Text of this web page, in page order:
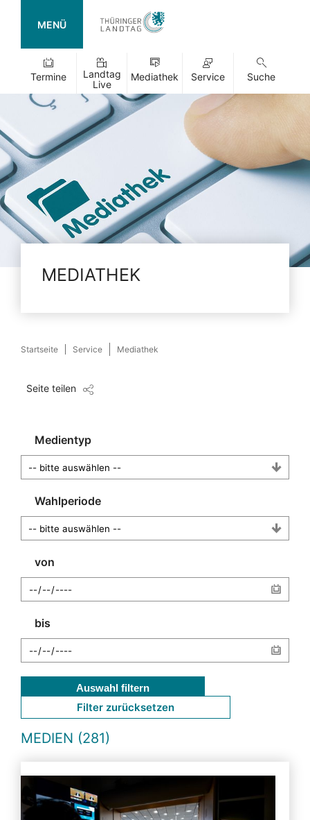
MENÜ
Termine
Landtag
Live
Mediathek Service Suche
MEDIATHEK
Startseite Service Mediathek
Seite teilen
Medientyp
Wahlperiode
von
bis
Auswahl filtern
Filter zurücksetzen
MEDIEN (281)